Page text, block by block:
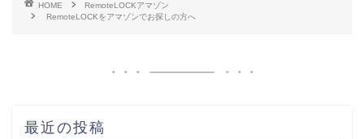
HOME
RemoteLOCKアマゾン
RemoteLOCKをアマゾンでお探しの方へ
最近の投稿